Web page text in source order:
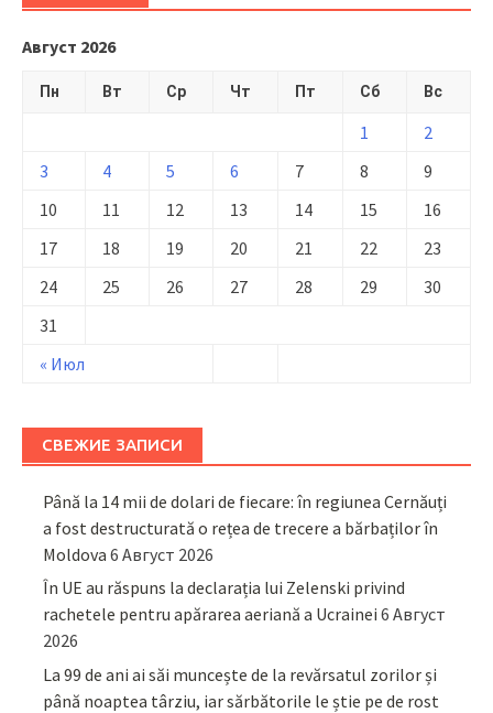
Август 2026
Пн Вт Ср Чт Пт Сб Вс
« Июл
1
2
3
4 5 6 7 8
9
10
11 12 13 14 15
16
17
18 19 20 21 22
23
24
25 26 27 28 29
30
31
СВЕЖИЕ ЗАПИСИ
Până la 14 mii de dolari de fiecare: în regiunea Cernăuți
a fost destructurată o rețea de trecere a bărbaților în
Moldova 6 Август 2026
În UE au răspuns la declarația lui Zelenski privind
rachetele pentru apărarea aeriană a Ucrainei 6 Август
2026
La 99 de ani ai săi muncește de la revărsatul zorilor și
până noaptea târziu, iar sărbătorile le știe pe de rost